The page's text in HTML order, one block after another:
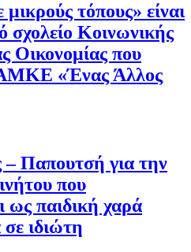
τόπους» είναι
σχολείο Κοινωνικής
Οικονομίας που
ΑΜΚΕ «Ένας Άλλος
– Παπουτσή για την
που
ως παιδική χαρά
ιδιώτη